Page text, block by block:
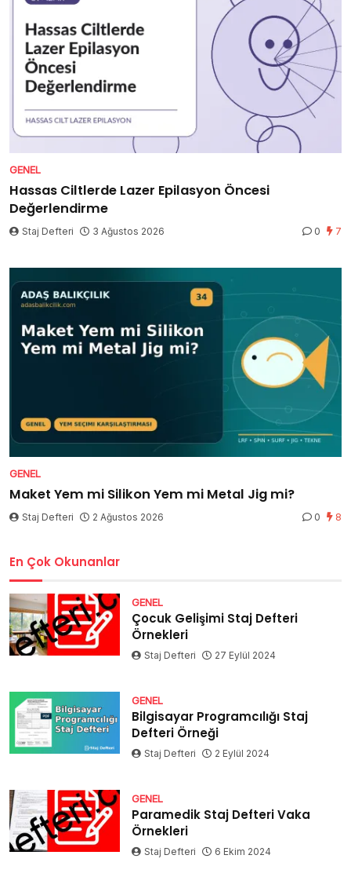
GENEL
Hassas Ciltlerde Lazer Epilasyon Öncesi
Değerlendirme
Staj Defteri 3 Ağustos 2026 0 7
GENEL
Maket Yem mi Silikon Yem mi Metal Jig mi?
Staj Defteri 2 Ağustos 2026 0 8
En Çok Okunanlar
GENEL
Çocuk Gelişimi Staj Defteri
Örnekleri
Staj Defteri 27 Eylül 2024
GENEL
Bilgisayar Programcılığı Staj
Defteri Örneği
Staj Defteri 2 Eylül 2024
GENEL
Paramedik Staj Defteri Vaka
Örnekleri
Staj Defteri 6 Ekim 2024